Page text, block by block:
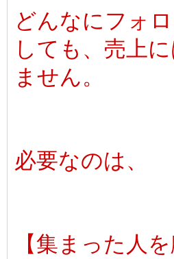
どんなにフォ
しても、売上
ません。
必要なのは、
【集まった人